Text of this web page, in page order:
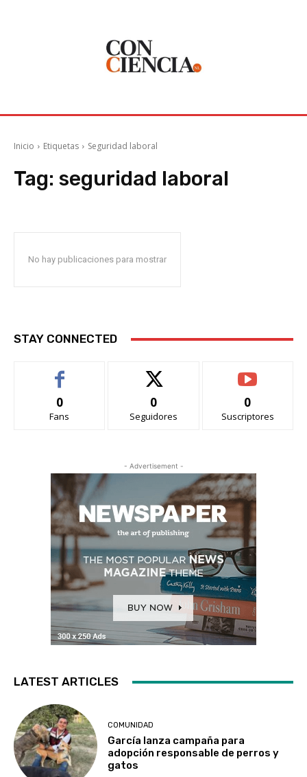
Inicio Etiquetas Seguridad laboral
Tag: seguridad laboral
No hay publicaciones para mostrar
STAY CONNECTED
0
Fans
0
Seguidores
0
Suscriptores
- Advertisement -
LATEST ARTICLES
COMUNIDAD
García lanza campaña para
adopción responsable de perros y
gatos